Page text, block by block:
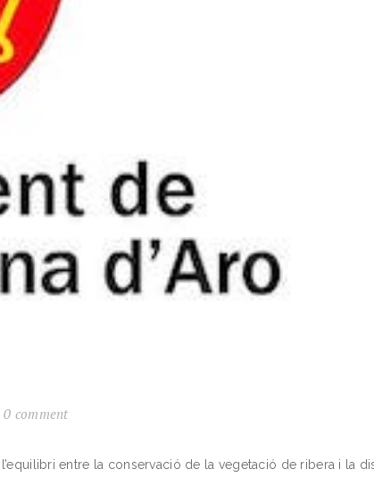
0 comment
entre la conservació de la vegetació de ribera i la